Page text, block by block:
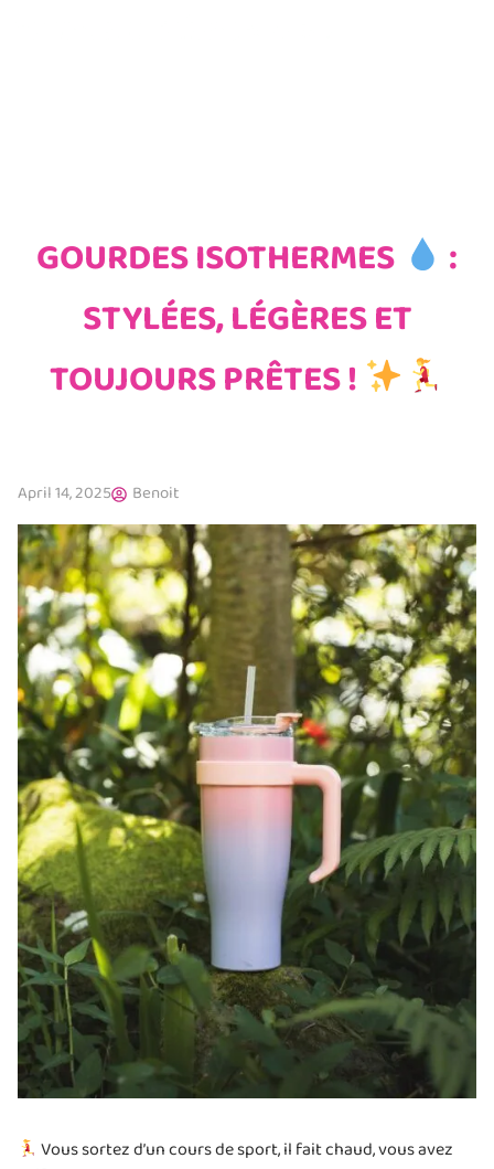
GOURDES ISOTHERMES
:
STYLÉES, LÉGÈRES ET
TOUJOURS PRÊTES !
April 14, 2025 Benoit
Vous sortez d’un cours de sport, il fait chaud, vous avez